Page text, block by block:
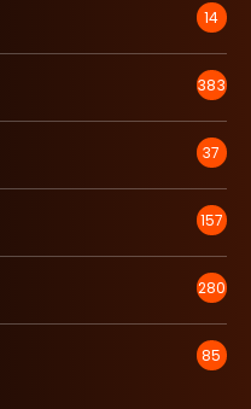
14
383
37
157
280
85